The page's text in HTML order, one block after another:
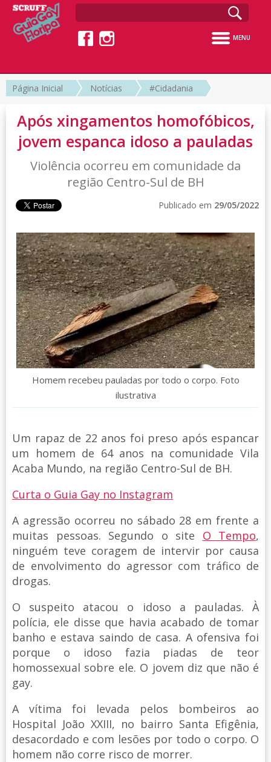
MENU
Página Inicial Notícias #Cidadania
Após xingamentos homofóbicos,
jovem espanca idoso a pauladas
Violência ocorreu em comunidade da
região Centro-Sul de BH
Publicado em 29/05/2022
Homem recebeu pauladas por todo o corpo. Foto
ilustrativa
Um rapaz de 22 anos foi preso após espancar
um homem de 64 anos na comunidade Vila
Acaba Mundo, na região Centro-Sul de BH.
Curta o Guia Gay no Instagram
A agressão ocorreu no sábado 28 em frente a
muitas pessoas. Segundo o site O Tempo,
ninguém teve coragem de intervir por causa
de envolvimento do agressor com tráfico de
drogas.
O suspeito atacou o idoso a pauladas. À
polícia, ele disse que havia acabado de tomar
banho e estava saindo de casa. A ofensiva foi
porque o idoso fazia piadas de teor
homossexual sobre ele. O jovem diz que não é
gay.
A vítima foi levada pelos bombeiros ao
Hospital João XXIII, no bairro Santa Efigênia,
desacordado e com lesões por todo o corpo. O
homem não corre risco de morrer.